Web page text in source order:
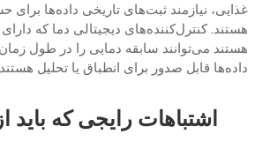
غذایی، نیازمند ثبت‌های تاریخی داده‌ها برای
هستند. کنترل‌کننده‌های دیجیتالی دما که
هستند می‌توانند سابقه دمایی را در طول
داده‌ها قابل صدور برای انطباق یا تحلیل
اشتباهات رایجی که باید